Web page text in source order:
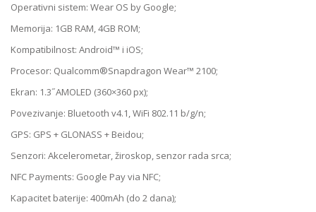
Operativni sistem: Wear OS by Google;
Memorija: 1GB RAM, 4GB ROM;
Kompatibilnost: Android™ i iOS;
Procesor: Qualcomm®Snapdragon Wear™ 2100;
Ekran: 1.3˝AMOLED (360×360 px);
Povezivanje: Bluetooth v4.1, WiFi 802.11 b/g/n;
GPS: GPS + GLONASS + Beidou;
Senzori: Akcelerometar, žiroskop, senzor rada srca;
NFC Payments: Google Pay via NFC;
Kapacitet baterije: 400mAh (do 2 dana);